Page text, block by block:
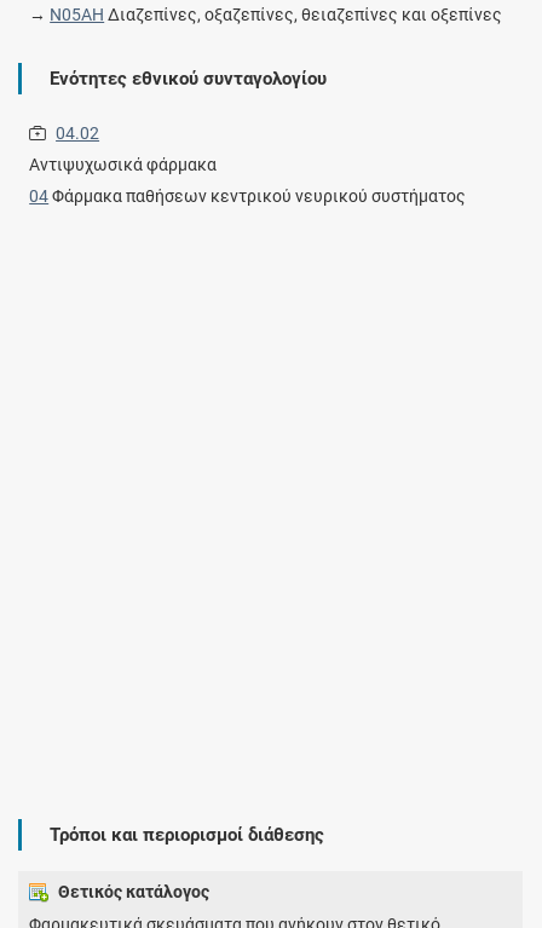
→ N05AH Διαζεπίνες, οξαζεπίνες, θειαζεπίνες και οξεπίνες
Ενότητες εθνικού συνταγολογίου
04.02
Αντιψυχωσικά φάρμακα
04Φάρμακα παθήσεων κεντρικού νευρικού συστήματος
Τρόποι και περιορισμοί διάθεσης
Θετικός κατάλογος
Φαρμακευτικά σκευάσματα που ανήκουν στον θετικό